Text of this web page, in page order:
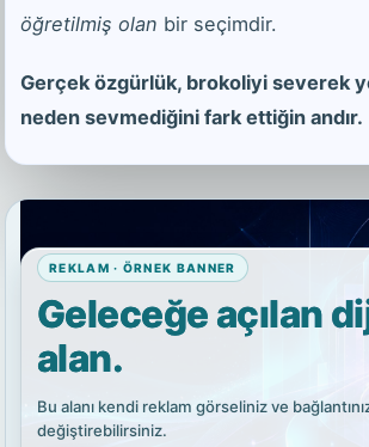
öğretilmiş olan bir seçimdir.
Gerçek özgürlük, brokoliyi severek
neden sevmediğini fark ettiğin andır.
REKLAM · ÖRNEK BANNER
Geleceğe açılan
alan.
Bu alanı kendi reklam görseliniz ve
değiştirebilirsiniz.